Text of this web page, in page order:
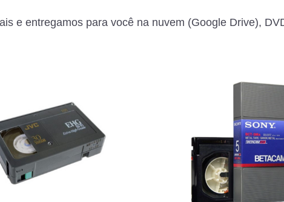
e entregamos para você na nuvem (Google Drive),